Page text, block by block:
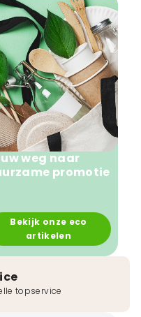
weg naar
promotie
Bekijk onze eco
artikelen
topservice